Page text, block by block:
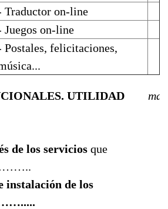
Traductor on-line
Juegos on-line
Postales, felicitaciones,
UTILIDAD m
de los servicios que
instalación de los